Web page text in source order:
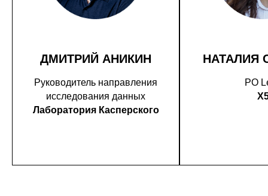
ДМИТРИЙ АНИКИН
Руководитель направления
исследования данных
Лаборатория Касперского
НАТАЛИЯ
PO